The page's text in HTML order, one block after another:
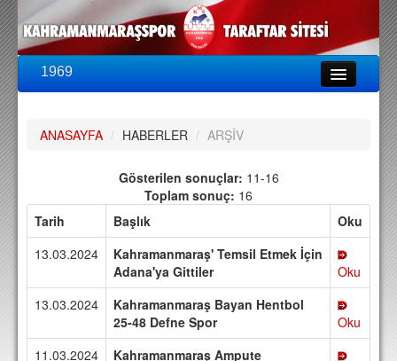
1969
PUAN DURUMU
FİKSTÜR
KADRO
A TAKIM KADROSU
TEKNİK KADRO
TRANSFERLER
TARAFTAR
ANASAYFA / HABERLER / ARŞİV
Gösterilen sonuçlar: 11-16
Toplam sonuç: 16
Tarih
Başlık Oku
13.03.2024
Kahramanmaraş' Temsil Etmek İçin
Adana'ya Gittiler
Oku
13.03.2024
Kahramanmaraş Bayan Hentbol
25-48 Defne Spor
Oku
11.03.2024
Kahramanmaraş Ampute